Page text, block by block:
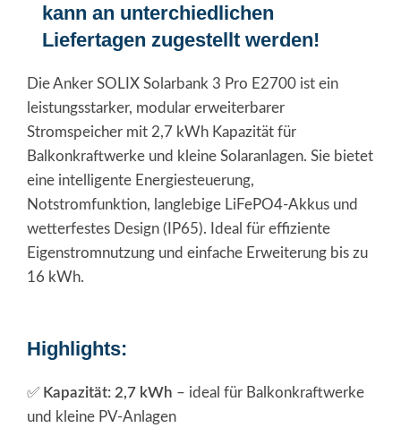
kann an unterchiedlichen
Liefertagen zugestellt werden!
Die Anker SOLIX Solarbank 3 Pro E2700 ist ein
leistungsstarker, modular erweiterbarer
Stromspeicher mit 2,7 kWh Kapazität für
Balkonkraftwerke und kleine Solaranlagen. Sie bietet
eine intelligente Energiesteuerung,
Notstromfunktion, langlebige LiFePO4-Akkus und
wetterfestes Design (IP65). Ideal für effiziente
Eigenstromnutzung und einfache Erweiterung bis zu
16 kWh.
Highlights:
✅ Kapazität: 2,7 kWh – ideal für Balkonkraftwerke
und kleine PV-Anlagen